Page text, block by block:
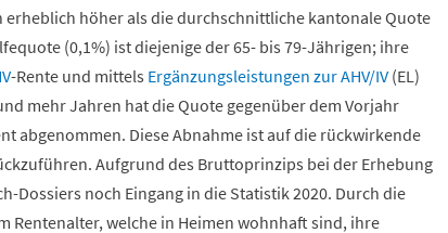
erheblich höher als die durchschnittliche kantonale Quote
(0,1%) ist diejenige der 65- bis 79-Jährigen; ihre
-Rente und mittels Ergänzungsleistungen zur AHV/IV (EL)
mehr Jahren hat die Quote gegenüber dem Vorjahr
abgenommen. Diese Abnahme ist auf die rückwirkende
Aufgrund des Bruttoprinzips bei der Erhebung
Dossiers noch Eingang in die Statistik 2020. Durch die
Rentenalter, welche in Heimen wohnhaft sind, ihre